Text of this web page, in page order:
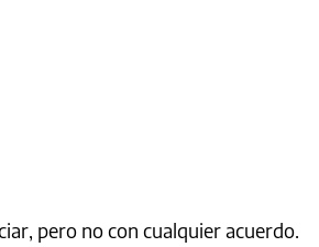
pero no con cualquier acuerdo.